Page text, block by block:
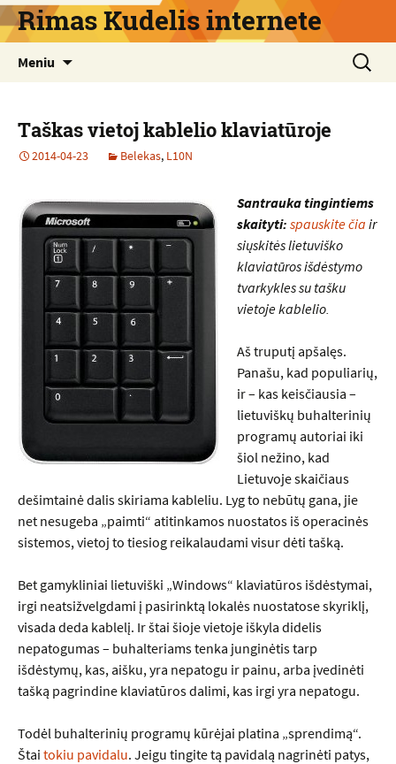
Pereiti
prieRimas Kudelis internete
Meniu Ieškoti:
Taškas vietoj kablelio klaviatūroje
2014-04-23 Belekas, L10N
Santrauka tingintiems
skaityti: spauskite čia ir
siųskitės lietuviško
klaviatūros išdėstymo
tvarkykles su tašku
vietoje kablelio.
Aš truputį apšalęs.
Panašu, kad populiarių,
ir – kas keisčiausia –
lietuviškų buhalterinių
programų autoriai iki
šiol nežino, kad
Lietuvoje skaičiaus
dešimtainė dalis skiriama kableliu. Lyg to nebūtų gana, jie
net nesugeba „paimti“ atitinkamos nuostatos iš operacinės
sistemos, vietoj to tiesiog reikalaudami visur dėti tašką.
Bet gamykliniai lietuviški „Windows“ klaviatūros išdėstymai,
irgi neatsižvelgdami į pasirinktą lokalės nuostatose skyriklį,
visada deda kablelį. Ir štai šioje vietoje iškyla didelis
nepatogumas – buhalteriams tenka junginėtis tarp
išdėstymų, kas, aišku, yra nepatogu ir painu, arba įvedinėti
tašką pagrindine klaviatūros dalimi, kas irgi yra nepatogu.
Todėl buhalterinių programų kūrėjai platina „sprendimą“.
Štai tokiu pavidalu. Jeigu tingite tą pavidalą nagrinėti patys,